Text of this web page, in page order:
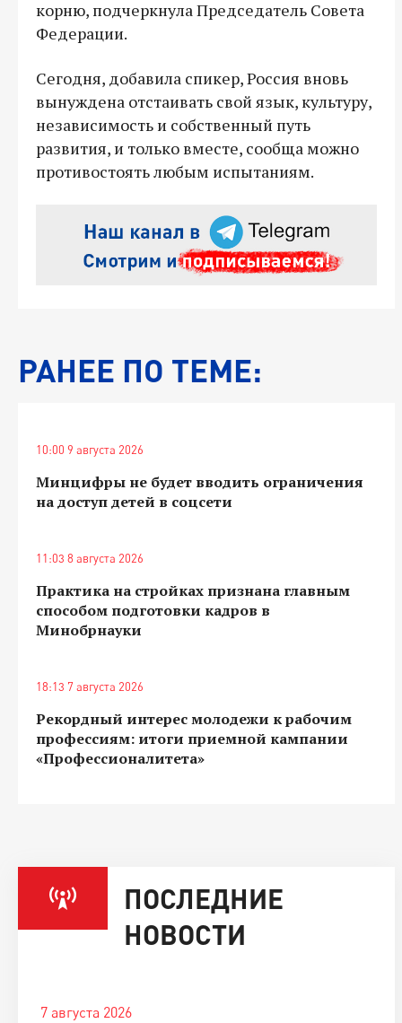
корню, подчеркнула Председатель Совета
Федерации.
Сегодня, добавила спикер, Россия вновь
вынуждена отстаивать свой язык, культуру,
независимость и собственный путь
развития, и только вместе, сообща можно
противостоять любым испытаниям.
РАНЕЕ ПО ТЕМЕ:
10:00 9 августа 2026
Минцифры не будет вводить ограничения
на доступ детей в соцсети
11:03 8 августа 2026
Практика на стройках признана главным
способом подготовки кадров в
Минобрнауки
18:13 7 августа 2026
Рекордный интерес молодежи к рабочим
профессиям: итоги приемной кампании
«Профессионалитета»
ПОСЛЕДНИЕ
НОВОСТИ
7 августа 2026